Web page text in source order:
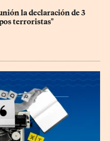
la declaración de 3
terroristas"